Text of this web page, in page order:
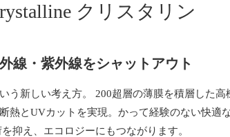
クリスタリン
線・紫外線をシャットアウト
う新しい考え方。 200超層の薄膜を積層した
熱とUVカットを実現。かって経験のない快適
抑え、エコロジーにもつながります。